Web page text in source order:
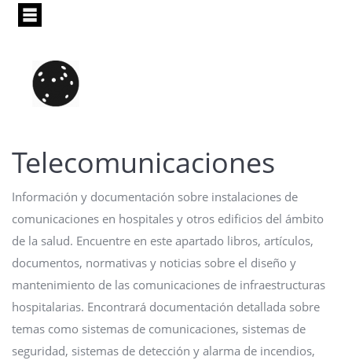
Pasar
principal
Telecomunicaciones
Información y documentación sobre instalaciones de
comunicaciones en hospitales y otros edificios del ámbito
de la salud. Encuentre en este apartado libros, artículos,
documentos, normativas y noticias sobre el diseño y
mantenimiento de las comunicaciones de infraestructuras
hospitalarias. Encontrará documentación detallada sobre
temas como sistemas de comunicaciones, sistemas de
seguridad, sistemas de detección y alarma de incendios,